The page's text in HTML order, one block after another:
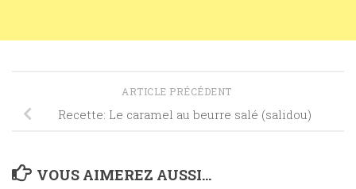
ARTICLE PRÉCÉDENT
Recette: Le caramel au beurre salé (salidou)
VOUS AIMEREZ AUSSI...